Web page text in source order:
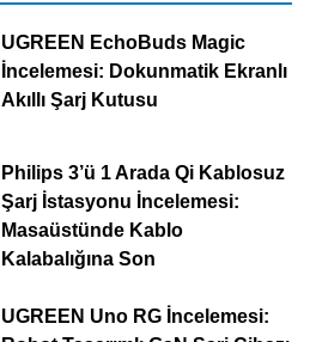
UGREEN EchoBuds Magic
İncelemesi: Dokunmatik Ekranlı
Akıllı Şarj Kutusu
Philips 3’ü 1 Arada Qi Kablosuz
Şarj İstasyonu İncelemesi:
Masaüstünde Kablo
Kalabalığına Son
UGREEN Uno RG İncelemesi: